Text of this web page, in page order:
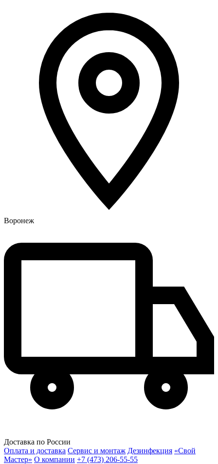
Воронеж
Доставка по России
Оплата и доставка Сервис и монтаж Дезинфекция «Свой
Мастер» О компании +7 (473) 206-55-55